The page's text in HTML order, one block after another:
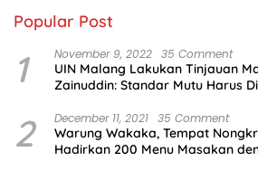
Popular Post
1 November 9, 2022 35 Comment
UIN Malang Lakukan Tinjauan
Zainuddin: Standar Mutu Harus
2 December 11, 2021 35 Comment
Warung Wakaka, Tempat
Hadirkan 200 Menu Masakan